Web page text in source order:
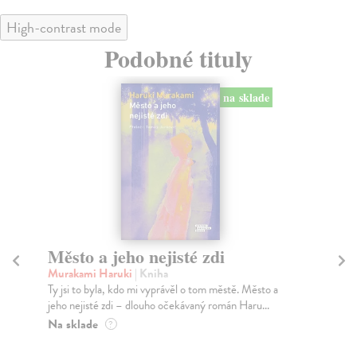
High-contrast mode
Podobné tituly
na sklade
Město a jeho nejisté zdi
Murakami Haruki | Kniha
Ty jsi to byla, kdo mi vyprávěl o tom městě. Město a
jeho nejisté zdi – dlouho očekávaný román Haru...
Na sklade ?